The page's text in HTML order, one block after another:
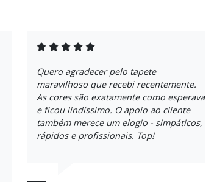
Quero agradecer pelo tapete
maravilhoso que recebi recentemente.
As cores são exatamente como esperava
e ficou lindíssimo. O apoio ao cliente
também merece um elogio - simpáticos,
rápidos e profissionais. Top!